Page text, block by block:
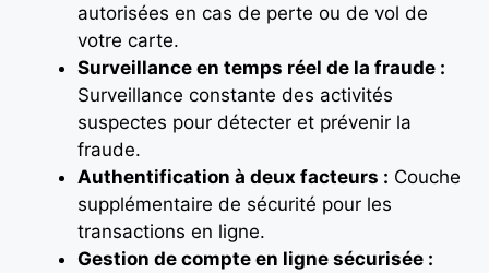
autorisées en cas de perte ou de vol de
votre carte.
Surveillance en temps réel de la fraude :
Surveillance constante des activités
suspectes pour détecter et prévenir la
fraude.
Authentification à deux facteurs : Couche
supplémentaire de sécurité pour les
transactions en ligne.
Gestion de compte en ligne sécurisée :